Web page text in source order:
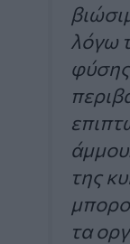
λόγω
της
τα